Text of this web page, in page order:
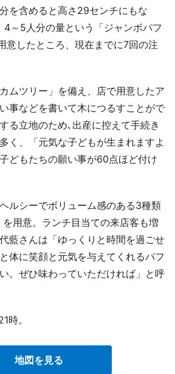
を含めると高さ29センチにもな
4～5人分の量という「ジャンボパフ
意したところ、現在までに7回の注
ムツリー」を備え、店で用意したア
事などを書いて木につるすことがで
る立地のため､出産に控えて手続き
く、「元気な子どもが生まれますよ
どもたちの願い事が60点ほど付け
ルシーでボリューム感のある3種類
を用意。ランチ目当ての来店客も増
藍さんは「ゆっくりと時間を過ごせ
体に笑顔と元気を与えてくれるパフ
。ぜひ味わっていただければ」と呼
時。
地図を見る